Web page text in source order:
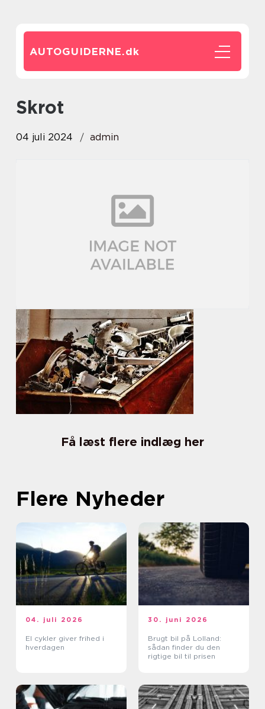
AUTOGUIDERNE.dk
skrot
04 juli 2024 admin
Få læst flere indlæg her
Flere Nyheder
04. juli 2026
El cykler giver frihed i
hverdagen
30. juni 2026
Brugt bil på Lolland:
sådan finder du den
rigtige bil til prisen